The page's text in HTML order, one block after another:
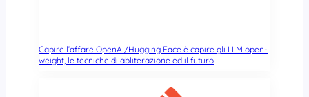
Capire l’affare OpenAI/Hugging Face è capire gli LLM open-
weight, le tecniche di abliterazione ed il futuro